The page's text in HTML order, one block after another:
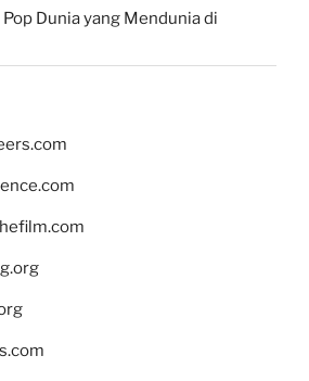
Dunia yang Mendunia di